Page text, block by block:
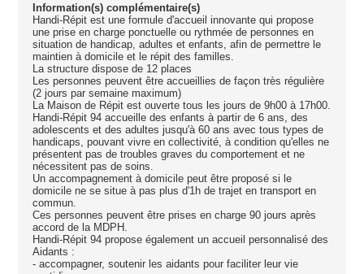
Information(s) complémentaire(s)
Handi-Répit est une formule d'accueil innovante qui propose
une prise en charge ponctuelle ou rythmée de personnes en
situation de handicap, adultes et enfants, afin de permettre le
maintien à domicile et le répit des familles.
La structure dispose de 12 places
Les personnes peuvent être accueillies de façon très régulière
(2 jours par semaine maximum)
La Maison de Répit est ouverte tous les jours de 9h00 à 17h00.
Handi-Répit 94 accueille des enfants à partir de 6 ans, des
adolescents et des adultes jusqu'à 60 ans avec tous types de
handicaps, pouvant vivre en collectivité, à condition qu'elles ne
présentent pas de troubles graves du comportement et ne
nécessitent pas de soins.
Un accompagnement à domicile peut être proposé si le
domicile ne se situe à pas plus d'1h de trajet en transport en
commun.
Ces personnes peuvent être prises en charge 90 jours après
accord de la MDPH.
Handi-Répit 94 propose également un accueil personnalisé des
Aidants :
- accompagner, soutenir les aidants pour faciliter leur vie